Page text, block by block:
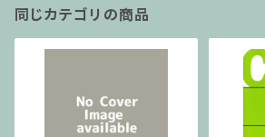
同じカテゴリの商品